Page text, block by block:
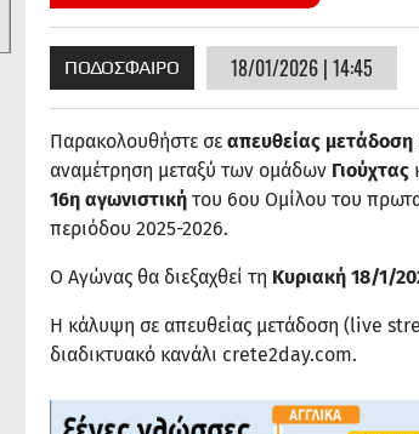
ΠΟΔΟΣΦΑΙΡΟ 18/01/2026 | 14:45
Παρακολουθήστε σε απευθείας μετάδοση
αναμέτρηση μεταξύ των ομάδων Γιούχτας
16η αγωνιστική του 6ου Ομίλου του
περιόδου 2025-2026.
Ο Αγώνας θα διεξαχθεί τη Κυριακή 18/1/
Η κάλυψη σε απευθείας μετάδοση (live
διαδικτυακό κανάλι crete2day.com.